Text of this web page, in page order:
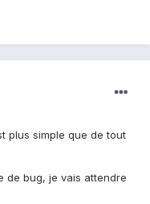
plus simple que de tout
de bug, je vais attendre